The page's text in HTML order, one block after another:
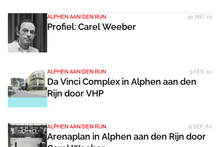
ALPHEN AAN DEN RIJN 30 MEI 10
Profiel: Carel Weeber
ALPHEN AAN DEN RIJN 9 FEB. 10
Da Vinci Complex in Alphen aan den
Rijn door VHP
ALPHEN AAN DEN RIJN 9 SEP. 80
Arenaplan in Alphen aan den Rijn door